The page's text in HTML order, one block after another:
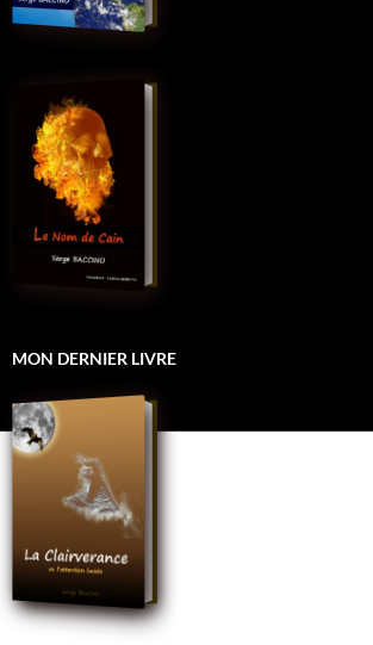
MON DERNIER LIVRE